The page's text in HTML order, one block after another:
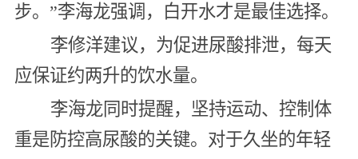
步。”李海龙强调，白开水才是最佳选择。
李修洋建议，为促进尿酸排泄，每天
应保证约两升的饮水量。
李海龙同时提醒，坚持运动、控制体
重是防控高尿酸的关键。对于久坐的年轻